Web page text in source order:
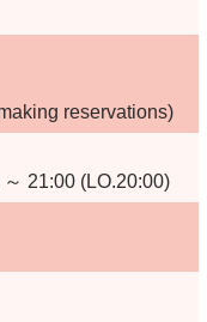
reservations)
21:00 (LO.20:00)